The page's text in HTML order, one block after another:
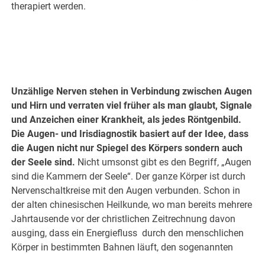
therapiert werden.
Unzählige Nerven stehen in Verbindung zwischen Augen
und Hirn und verraten viel früher als man glaubt, Signale
und Anzeichen einer Krankheit, als jedes Röntgenbild.
Die Augen- und Irisdiagnostik basiert auf der Idee, dass
die Augen nicht nur Spiegel des Körpers sondern auch
der Seele sind. Nicht umsonst gibt es den Begriff, „Augen
sind die Kammern der Seele“. Der ganze Körper ist durch
Nervenschaltkreise mit den Augen verbunden. Schon in
der alten chinesischen Heilkunde, wo man bereits mehrere
Jahrtausende vor der christlichen Zeitrechnung davon
ausging, dass ein Energiefluss durch den menschlichen
Körper in bestimmten Bahnen läuft, den sogenannten